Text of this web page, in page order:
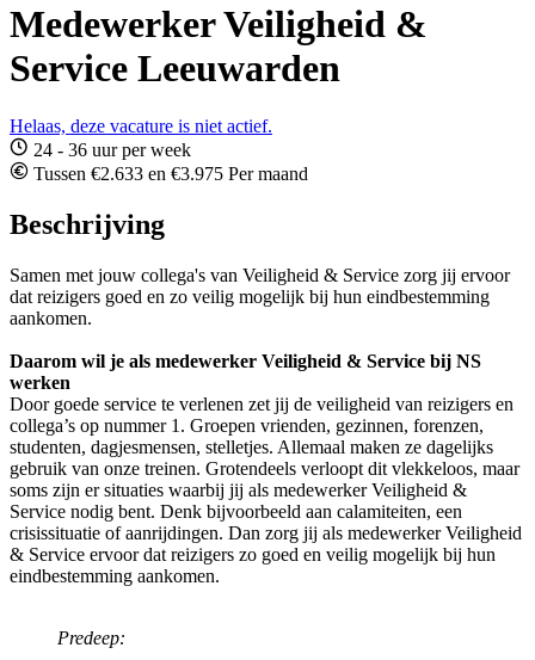
Medewerker Veiligheid &
Service Leeuwarden
Helaas, deze vacature is niet actief.
24 - 36 uur per week
Tussen €2.633 en €3.975 Per maand
Beschrijving
Samen met jouw collega's van Veiligheid & Service zorg jij ervoor
dat reizigers goed en zo veilig mogelijk bij hun eindbestemming
aankomen.
Daarom wil je als medewerker Veiligheid & Service bij NS
werken
Door goede service te verlenen zet jij de veiligheid van reizigers en
collega’s op nummer 1. Groepen vrienden, gezinnen, forenzen,
studenten, dagjesmensen, stelletjes. Allemaal maken ze dagelijks
gebruik van onze treinen. Grotendeels verloopt dit vlekkeloos, maar
soms zijn er situaties waarbij jij als medewerker Veiligheid &
Service nodig bent. Denk bijvoorbeeld aan calamiteiten, een
crisissituatie of aanrijdingen. Dan zorg jij als medewerker Veiligheid
& Service ervoor dat reizigers zo goed en veilig mogelijk bij hun
eindbestemming aankomen.
Predeep: